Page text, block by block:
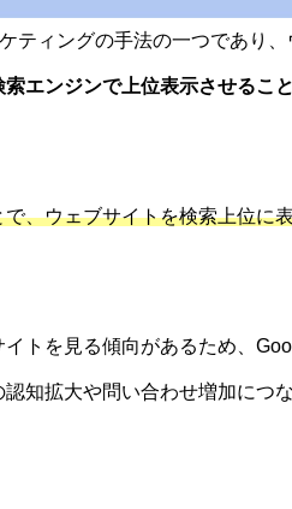
ティングの手法の一つであり
索エンジンで上位表示させるこ
、ウェブサイトを検索上位に
トを見る傾向があるため、
知拡大や問い合わせ増加につ